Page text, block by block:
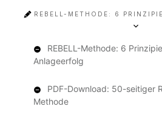
REBELL-METHODE: 6
REBELL-Methode: 6
Anlageerfolg
PDF-Download: 50-seitiger
Methode